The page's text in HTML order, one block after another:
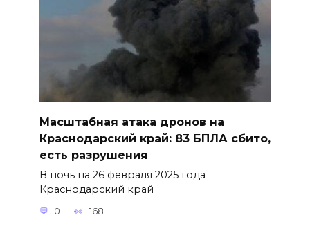
Масштабная атака дронов на
Краснодарский край: 83 БПЛА сбито,
есть разрушения
В ночь на 26 февраля 2025 года
Краснодарский край
0 168